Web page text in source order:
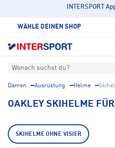
INTERSPORT
WÄHLE DEINEN SHOP
Wonach suchst du?
Damen Ausrüstung Helme
OAKLEY SKIHELME
SKIHELME OHNE VISIER